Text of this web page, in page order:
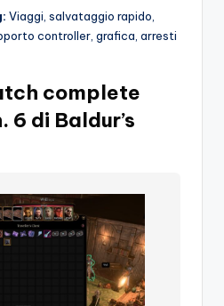
Viaggi, salvataggio rapido,
controller, grafica, arresti
complete
di Baldur’s